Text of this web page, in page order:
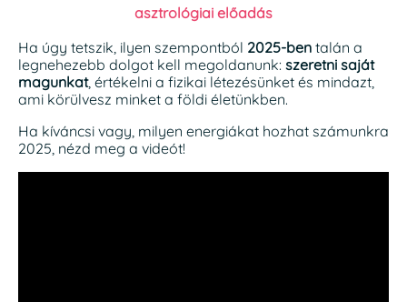
asztrológiai előadás
Ha úgy tetszik, ilyen szempontból 2025-ben talán a
legnehezebb dolgot kell megoldanunk: szeretni saját
magunkat, értékelni a fizikai létezésünket és mindazt,
ami körülvesz minket a földi életünkben.
Ha kíváncsi vagy, milyen energiákat hozhat számunkra
2025, nézd meg a videót!